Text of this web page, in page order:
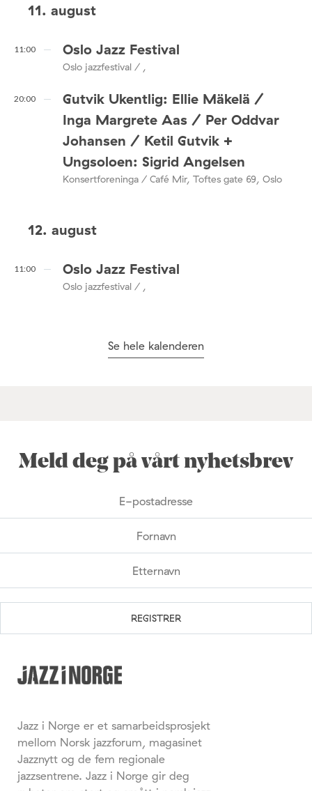
11. august
11:00 Oslo Jazz Festival
Oslo jazzfestival / ,
20:00
Gutvik Ukentlig: Ellie Mäkelä /
Inga Margrete Aas / Per Oddvar
Johansen / Ketil Gutvik +
Ungsoloen: Sigrid Angelsen
Konsertforeninga / Café Mir, Toftes gate 69, Oslo
12. august
11:00 Oslo Jazz Festival
Oslo jazzfestival / ,
Se hele kalenderen
Meld deg på vårt nyhetsbrev
Jazz i Norge er et samarbeidsprosjekt
mellom Norsk jazzforum, magasinet
Jazznytt og de fem regionale
jazzsentrene. Jazz i Norge gir deg